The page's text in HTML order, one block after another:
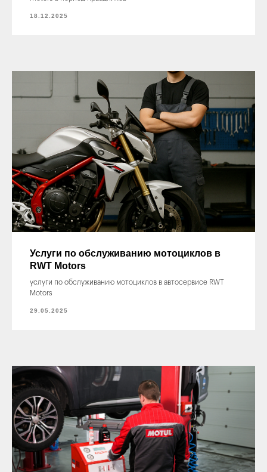
18.12.2025
Услуги по обслуживанию мотоциклов в
RWT Motors
услуги по обслуживанию мотоциклов в автосервисе RWT
Motors
29.05.2025